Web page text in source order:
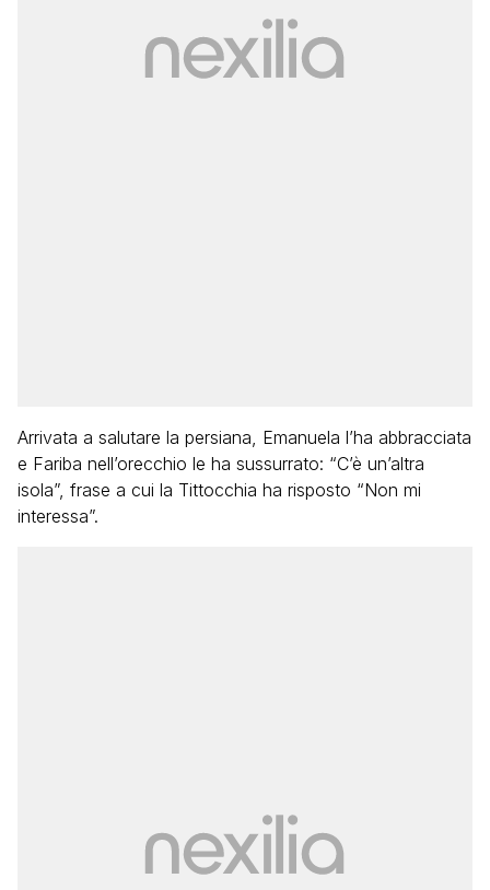
Arrivata a salutare la persiana, Emanuela l’ha abbracciata
e Fariba nell’orecchio le ha sussurrato: “C’è un’altra
isola”, frase a cui la Tittocchia ha risposto “Non mi
interessa”.